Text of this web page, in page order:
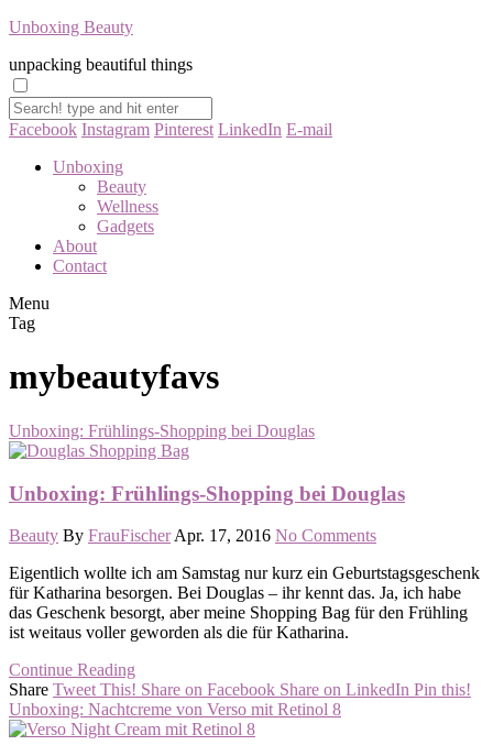
Unboxing Beauty
unpacking beautiful things
Facebook Instagram Pinterest LinkedIn E-mail
Unboxing
Beauty
Wellness
Gadgets
About
Contact
Menu
Tag
mybeautyfavs
Unboxing: Frühlings-Shopping bei Douglas
Unboxing: Frühlings-Shopping bei Douglas
Beauty By FrauFischer Apr. 17, 2016 No Comments
Eigentlich wollte ich am Samstag nur kurz ein Geburtstagsgeschenk
für Katharina besorgen. Bei Douglas – ihr kennt das. Ja, ich habe
das Geschenk besorgt, aber meine Shopping Bag für den Frühling
ist weitaus voller geworden als die für Katharina.
Continue Reading
Share Tweet This! Share on Facebook Share on LinkedIn Pin this!
Unboxing: Nachtcreme von Verso mit Retinol 8